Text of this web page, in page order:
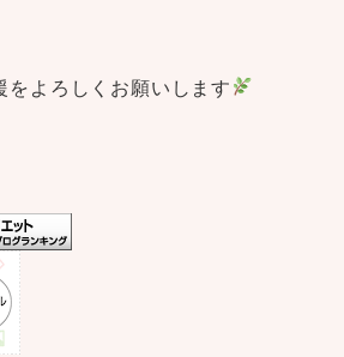
をよろしくお願いします